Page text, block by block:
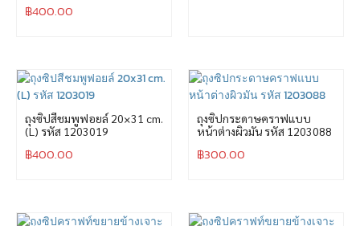
฿400.00
ถุงซิปสีชมพูฟอยล์ 20×31 cm.
(L) รหัส 1203019
฿400.00
ถุงซิปกระดาษคราฟแบบ
หน้าต่างผิวมัน รหัส 1203088
฿300.00